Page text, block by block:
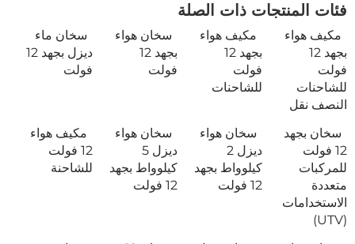
فئات المنتجات ذات الصلة
مكيف هواء
بجهد 12
فولت
للشاحنات
النصف نقل
مكيف هواء
بجهد 12
فولت
للشاحنات
سخان هواء
بجهد 12
فولت
سخان ماء
ديزل بجهد 12
فولت
سخان بجهد
12 فولت
للمركبات
متعددة
الاستخدامات
سخان هواء
ديزل 2
كيلوواط بجهد
12 فولت
سخان هواء
ديزل 5
كيلوواط بجهد
12 فولت
مكيف هواء
12 فولت
للشاحنة